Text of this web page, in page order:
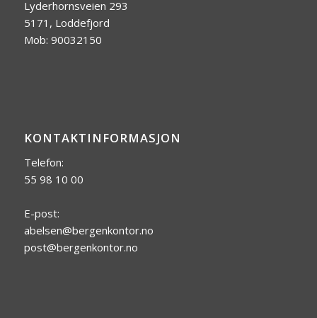
Lyderhornsveien 293
5171, Loddefjord
Mob: 90032150
KONTAKTINFORMASJON
Telefon:
55 98 10 00
E-post:
abelsen@bergenkontor.no
post@bergenkontor.no